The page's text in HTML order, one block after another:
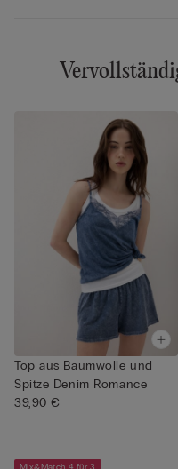
Top aus Baumwolle und
Spitze Denim Romance
39,90 €
Mix&Match 4 für 3